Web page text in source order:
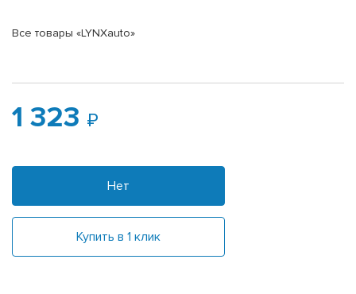
Все товары «LYNXauto»
1 323
Нет
Купить в 1 клик